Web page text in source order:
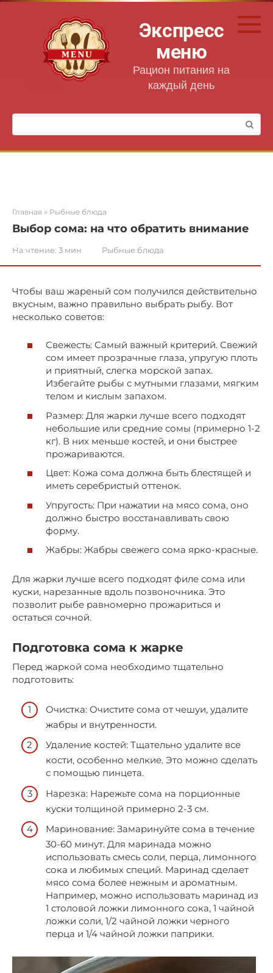
Перейти
Экспресс
меню
Рацион питания на
каждый день
Поиск:
Главная » Рыбные блюда
Выбор сома: на что обратить внимание
На чтение: 3 мин Рыбные блюда
Чтобы ваш жареный сом получился действительно
вкусным, важно правильно выбрать рыбу. Вот
несколько советов:
Свежесть: Самый важный критерий. Свежий
сом имеет прозрачные глаза, упругую плоть
и приятный, слегка морской запах.
Избегайте рыбы с мутными глазами, мягким
телом и кислым запахом.
Размер: Для жарки лучше всего подходят
небольшие или средние сомы (примерно 1-2
кг). В них меньше костей, и они быстрее
прожариваются.
Цвет: Кожа сома должна быть блестящей и
иметь серебристый оттенок.
Упругость: При нажатии на мясо сома, оно
должно быстро восстанавливать свою
форму.
Жабры: Жабры свежего сома ярко-красные.
Для жарки лучше всего подходят филе сома или
куски, нарезанные вдоль позвоночника. Это
позволит рыбе равномерно прожариться и
остаться сочной.
Подготовка сома к жарке
Перед жаркой сома необходимо тщательно
подготовить:
Очистка: Очистите сома от чешуи, удалите
жабры и внутренности.
Удаление костей: Тщательно удалите все
кости, особенно мелкие. Это можно сделать
с помощью пинцета.
Нарезка: Нарежьте сома на порционные
куски толщиной примерно 2-3 см.
Маринование: Замаринуйте сома в течение
30-60 минут. Для маринада можно
использовать смесь соли, перца, лимонного
сока и любимых специй. Маринад сделает
мясо сома более нежным и ароматным.
Например, можно использовать маринад из
1 столовой ложки лимонного сока, 1 чайной
ложки соли, 1/2 чайной ложки черного
перца и 1/4 чайной ложки паприки.